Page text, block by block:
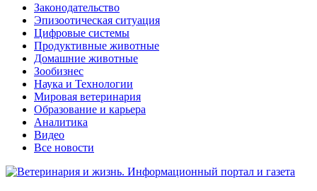
Законодательство
Эпизоотическая ситуация
Цифровые системы
Продуктивные животные
Домашние животные
Зообизнес
Наука и Технологии
Мировая ветеринария
Образование и карьера
Аналитика
Видео
Все новости